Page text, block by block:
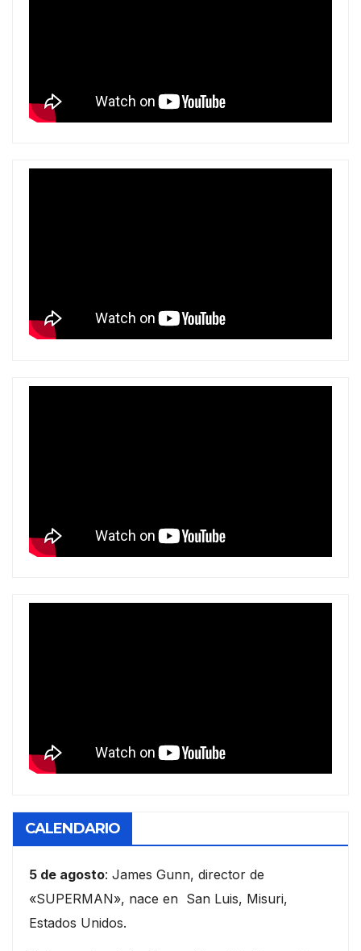
CALENDARIO
5 de agosto: James Gunn, director de
«SUPERMAN», nace en San Luis, Misuri,
Estados Unidos.